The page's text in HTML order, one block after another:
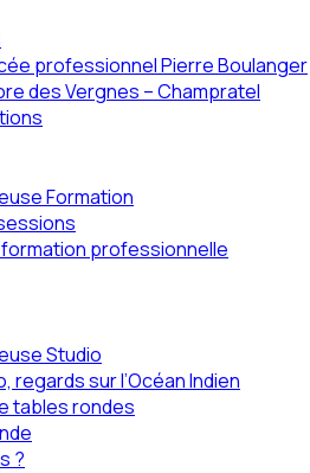
professionnel Pierre Boulanger
des Vergnes – Champratel
Formation
formation professionnelle
Studio
regards sur l’Océan Indien
tables rondes
?